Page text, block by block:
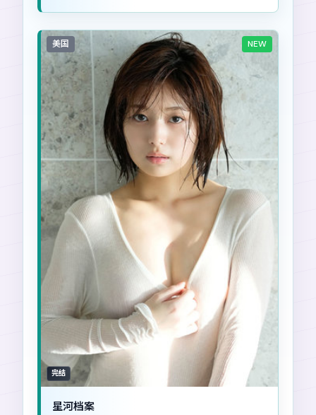
美国 NEW
完结
星河档案